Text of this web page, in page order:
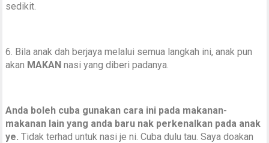
sedikit.
6. Bila anak dah berjaya melalui semua langkah ini, anak pun
akan MAKANnasi yang diberi padanya.
Anda boleh cuba gunakan cara ini pada makanan-
makanan lain yang anda baru nak perkenalkan pada anak
ye. Tidak terhad untuk nasi je ni. Cuba dulu tau. Saya doakan